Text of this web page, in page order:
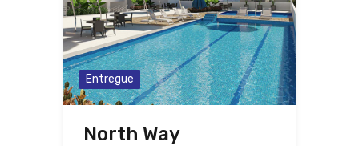
Entregue
North Way